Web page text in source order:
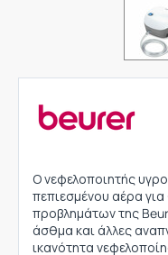
Ο νεφελοποιητής
πεπιεσμένου αέρα
προβλημάτων της
άσθμα και άλλες
ικανότητα